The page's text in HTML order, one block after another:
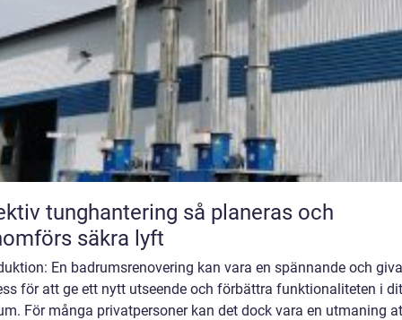
tunghantering så planeras och
säkra lyft
En badrumsrenovering kan vara en spännande och
för att ge ett nytt utseende och förbättra funktionaliteten i
För många privatpersoner kan det dock vara en utmaning